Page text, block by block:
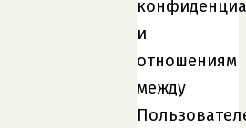
и
отношениям
между